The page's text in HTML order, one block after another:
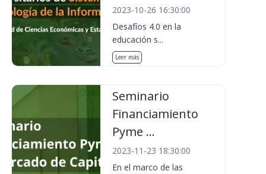
2023-10-26 16:30:00
Desafíos 4.0 en la
educación s...
Leer más
Seminario
Financiamiento
Pyme ...
2023-11-23 18:30:00
En el marco de las